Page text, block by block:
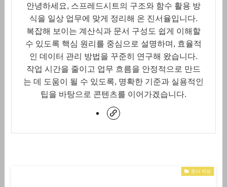
안녕하세요, 스프레드시트의 구조와 함수 활용 방
식을 일상 업무에 맞게 정리해 온 진서율입니다.
복잡해 보이는 계산식과 문서 구성도 쉽게 이해할
수 있도록 핵심 원리를 중심으로 설명하며, 효율적
인 데이터 관리 방법을 꾸준히 연구해 왔습니다.
작업 시간을 줄이고 업무 흐름을 안정적으로 만드
는 데 도움이 될 수 있도록, 명확한 기준과 실용적인
팁을 바탕으로 콘텐츠를 이어가겠습니다.
문서 작성